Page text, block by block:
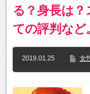
る？身長は
ての評判など
2019.01.25 女